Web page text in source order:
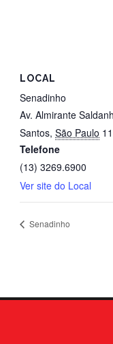
LOCAL
Senadinho
Av. Almirante
Santos, São Paulo
Telefone
(13) 3269.6900
Ver site do Local
Senadinho